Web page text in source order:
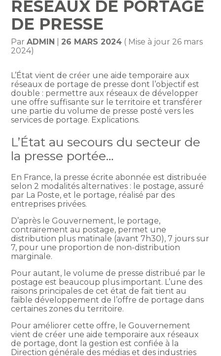
RÉSEAUX DE PORTAGE
DE PRESSE
ParADMIN 26 MARS 2024 ( Mise à jour 26 mars
2024)
L’État vient de créer une aide temporaire aux
réseaux de portage de presse dont l’objectif est
double : permettre aux réseaux de développer
une offre suffisante sur le territoire et transférer
une partie du volume de presse posté vers les
services de portage. Explications.
L’État au secours du secteur de
la presse portée…
En France, la presse écrite abonnée est distribuée
selon 2 modalités alternatives : le postage, assuré
par La Poste, et le portage, réalisé par des
entreprises privées.
D’après le Gouvernement, le portage,
contrairement au postage, permet une
distribution plus matinale (avant 7h30), 7 jours sur
7, pour une proportion de non-distribution
marginale.
Pour autant, le volume de presse distribué par le
postage est beaucoup plus important. L’une des
raisons principales de cet état de fait tient au
faible développement de l’offre de portage dans
certaines zones du territoire.
Pour améliorer cette offre, le Gouvernement
vient de créer une aide temporaire aux réseaux
de portage, dont la gestion est confiée à la
Direction générale des médias et des industries